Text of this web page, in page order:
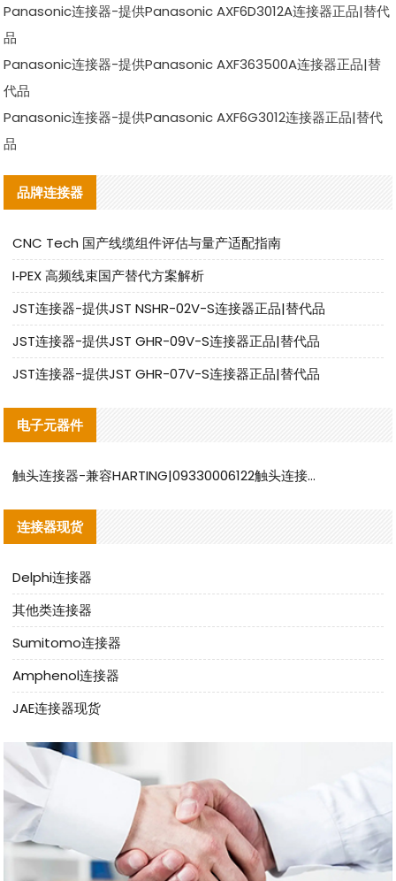
Panasonic连接器-提供Panasonic AXF6D3012A连接器正品|替代
品
Panasonic连接器-提供Panasonic AXF363500A连接器正品|替
代品
Panasonic连接器-提供Panasonic AXF6G3012连接器正品|替代
品
品牌连接器
CNC Tech 国产线缆组件评估与量产适配指南
I‑PEX 高频线束国产替代方案解析
JST连接器-提供JST NSHR-02V-S连接器正品|替代品
JST连接器-提供JST GHR-09V-S连接器正品|替代品
JST连接器-提供JST GHR-07V-S连接器正品|替代品
电子元器件
触头连接器-兼容HARTING|09330006122触头连接器替代品说明
连接器现货
Delphi连接器
其他类连接器
Sumitomo连接器
Amphenol连接器
JAE连接器现货